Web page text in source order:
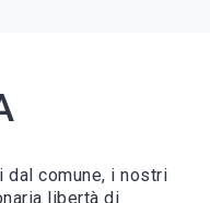
dal comune, i nostri
libertà di